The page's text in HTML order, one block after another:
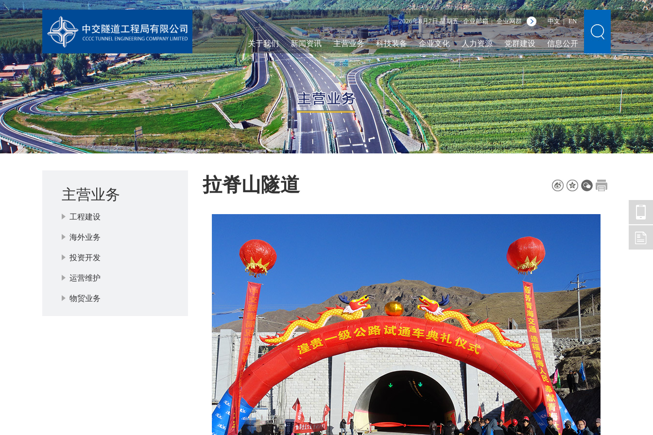
2026年8月7日 星期五企业邮箱 | 企业网群 中文 | EN
关于我们 新闻资讯 主营业务 科技装备 企业文化 人力资源 党群建设 信息公开
主营业务
工程建设
海外业务
投资开发
运营维护
物贸业务
拉脊山隧道